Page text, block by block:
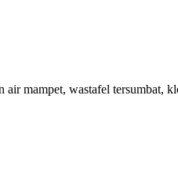
mampet, wastafel tersumbat,